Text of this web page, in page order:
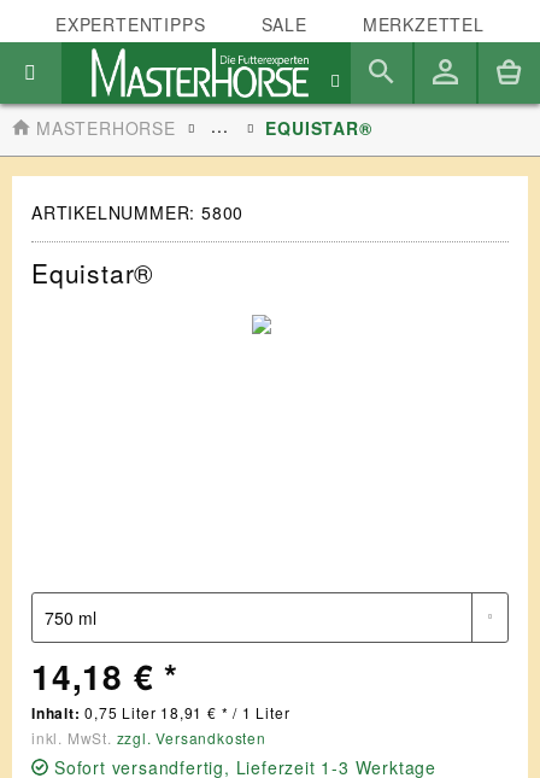
EXPERTENTIPPS SALE MERKZETTEL
MASTERHORSE ... EQUISTAR®
ARTIKELNUMMER:5800
Equistar®
14,18 € *
Inhalt:0,75 Liter 18,91 € * / 1 Liter
inkl. MwSt. zzgl. Versandkosten
Sofort versandfertig, Lieferzeit 1-3 Werktage